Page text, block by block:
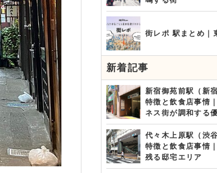
街レポ 駅まとめ｜
新着記事
新宿御苑前駅（新
特徴と飲食店事情
ネス街が調和する
代々木上原駅（渋
特徴と飲食店事情
残る邸宅エリア